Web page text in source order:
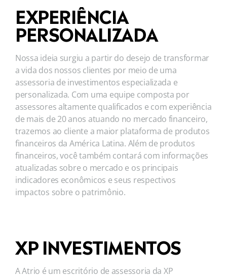
EXPERIÊNCIA
PERSONALIZADA
Nossa ideia surgiu a partir do desejo de transformar
a vida dos nossos clientes por meio de uma
assessoria de investimentos especializada e
personalizada. Com uma equipe composta por
assessores altamente qualificados e com experiência
de mais de 20 anos atuando no mercado financeiro,
trazemos ao cliente a maior plataforma de produtos
financeiros da América Latina. Além de produtos
financeiros, você também contará com informações
atualizadas sobre o mercado e os principais
indicadores econômicos e seus respectivos
impactos sobre o patrimônio.
XP INVESTIMENTOS
A Atrio é um escritório de assessoria da XP